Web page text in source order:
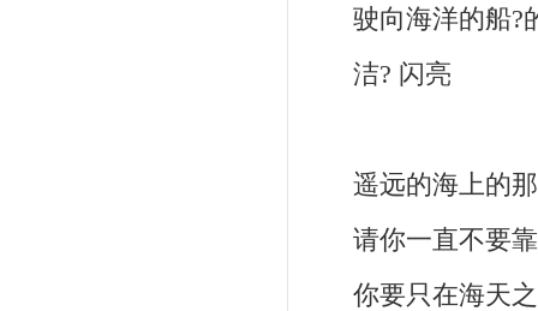
驶向海洋的船?
洁? 闪亮
遥远的海上的那
请你一直不要
你要只在海天